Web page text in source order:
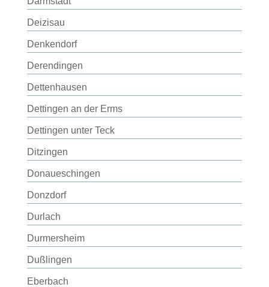
Deizisau
Denkendorf
Derendingen
Dettenhausen
Dettingen an der Erms
Dettingen unter Teck
Ditzingen
Donaueschingen
Donzdorf
Durlach
Durmersheim
Dußlingen
Eberbach